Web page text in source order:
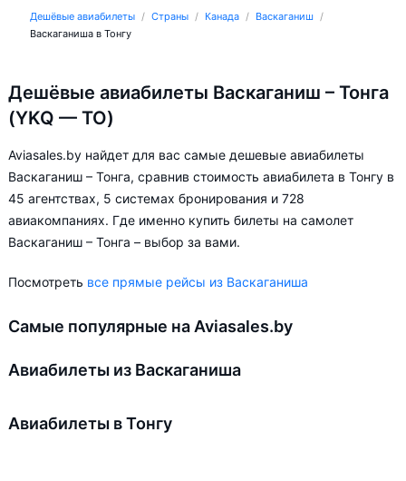
Дешёвые авиабилеты Страны Канада
Васкаганиш
Васкаганиша в Тонгу
Дешёвые авиабилеты Васкаганиш – Тонга
(YKQ — TO)
Aviasales.by найдет для вас самые дешевые авиабилеты
Васкаганиш – Тонга, сравнив стоимость авиабилета в Тонгу в
45 агентствах, 5 системах бронирования и 728
авиакомпаниях. Где именно купить билеты на самолет
Васкаганиш – Тонга – выбор за вами.
Посмотреть все прямые рейсы из Васкаганиша
Самые популярные на Aviasales.by
Авиабилеты из Васкаганиша
Авиабилеты в Тонгу